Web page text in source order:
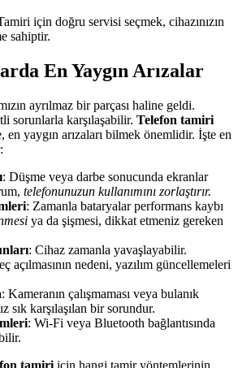
için doğru servisi seçmek, cihazınızın
sahiptir.
En Yaygın Arızalar
ayrılmaz bir parçası haline geldi.
sorunlarla karşılaşabilir. Telefon tamiri
en yaygın arızaları bilmek önemlidir. İşte en
: Düşme veya darbe sonucunda ekranlar
telefonunuzun kullanımını zorlaştırır.
: Zamanla bataryalar performans kaybı
ya da şişmesi, dikkat etmeniz gereken
: Cihaz zamanla yavaşlayabilir.
açılmasının nedeni, yazılım güncellemeleri
: Kameranın çalışmaması veya bulanık
sık karşılaşılan bir sorundur.
: Wi-Fi veya Bluetooth bağlantısında
tamiri için hangi tamir yöntemlerinin